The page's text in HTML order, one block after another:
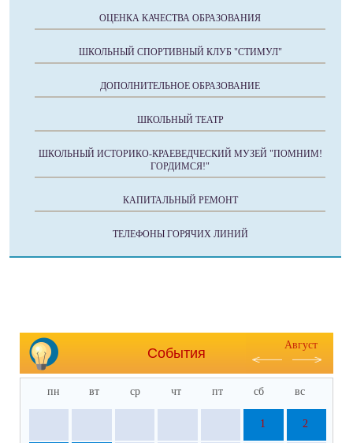
ОЦЕНКА КАЧЕСТВА ОБРАЗОВАНИЯ
ШКОЛЬНЫЙ СПОРТИВНЫЙ КЛУБ "СТИМУЛ"
ДОПОЛНИТЕЛЬНОЕ ОБРАЗОВАНИЕ
ШКОЛЬНЫЙ ТЕАТР
ШКОЛЬНЫЙ ИСТОРИКО-КРАЕВЕДЧЕСКИЙ МУЗЕЙ "ПОМНИМ!
ГОРДИМСЯ!"
КАПИТАЛЬНЫЙ РЕМОНТ
ТЕЛЕФОНЫ ГОРЯЧИХ ЛИНИЙ
События
Август
пн вт ср чт пт сб вс
1 2